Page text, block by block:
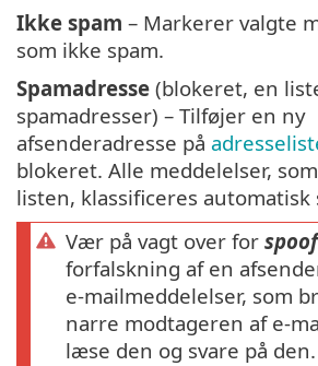
Ikke spam – Markerer valgte
som ikke spam.
Spamadresse (blokeret, en
spamadresser) – Tilføjer en ny
afsenderadresse på
blokeret. Alle meddelelser,
listen, klassificeres automatisk
Vær på vagt over for
forfalskning af en
e-mailmeddelelser, som
narre modtageren af e-
læse den og svare på den.